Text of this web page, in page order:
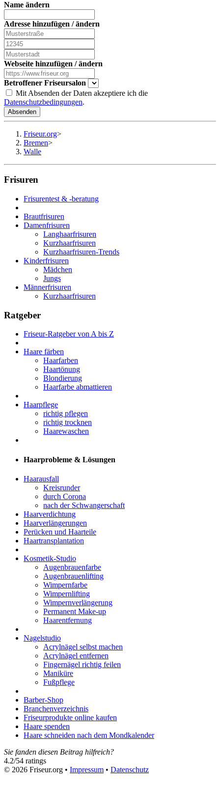
Name ändern
Adresse hinzufügen / ändern
Webseite hinzufügen / ändern
Betroffener Friseursalon
Mit Absenden der Daten akzeptiere ich die
Datenschutzbedingungen.
Absenden
Friseur.org>
Bremen>
Walle
Frisuren
Frisurentest & -beratung
Brautfrisuren
Damenfrisuren
Langhaarfrisuren
Kurzhaarfrisuren
Kurzhaarfrisuren-Trends
Kinderfrisuren
Mädchen
Jungs
Männerfrisuren
Kurzhaarfrisuren
Ratgeber
Friseur-Ratgeber von A bis Z
Haare färben
Haarfarben
Haartönung
Blondierung
Haarfarbe abmattieren
Haarpflege
richtig pflegen
richtig trocknen
Haarewaschen
Haarprobleme & Lösungen
Haarausfall
Kreisrunder
durch Corona
nach der Schwangerschaft
Haarverdichtung
Haarverlängerungen
Perücken und Haarteile
Haartransplantation
Kosmetik-Studio
Augenbrauenfarbe
Augenbrauenlifting
Wimpernfarbe
Wimpernlifting
Wimpernverlängerung
Permanent Make-up
Haarentfernung
Nagelstudio
Acrylnägel selbst machen
Acrylnägel entfernen
Fingernägel richtig feilen
Maniküre
Fußpflege
Barber-Shop
Branchenverzeichnis
Friseurprodukte online kaufen
Haare spenden
Haare schneiden nach dem Mondkalender
Sie fanden diesen Beitrag hilfreich?
4.2/54 ratings
© 2026 Friseur.org • Impressum • Datenschutz